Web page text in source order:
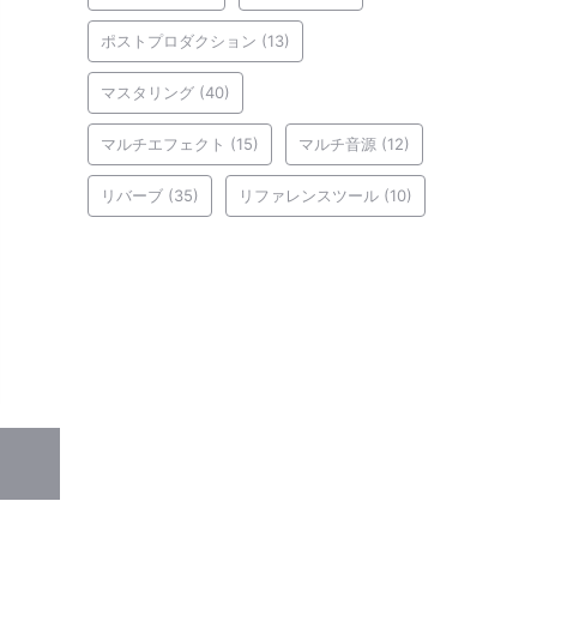
ポストプロダクション (13)
マスタリング (40)
マルチエフェクト (15) マルチ音源 (12)
リバーブ (35) リファレンスツール (10)